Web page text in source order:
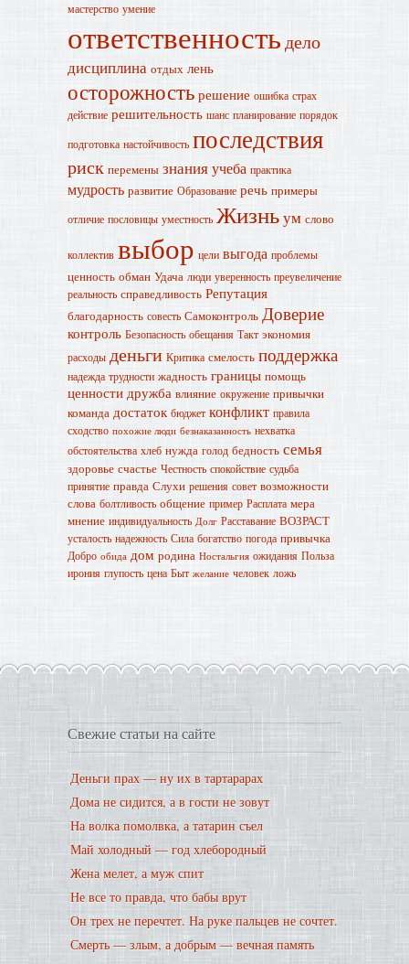
мастерство умение
ответственностьдело
дисциплина отдых лень
осторожность решение ошибка страх
действие решительность шанс планирование порядок
подготовка настойчивость последствия
риск перемены знанияучеба практика
мудрость развитие Образование речь примеры
отличие пословицы уместность Жизньум слово
коллектив выбор цели выгода проблемы
ценность обман Удача люди уверенность преувеличение
реальность справедливость Репутация
благодарность совесть Самоконтроль Доверие
контроль Безопасность обещания Такт экономия
расходы деньги Критика смелость поддержка
надежда трудности жадность границы помощь
ценности дружба влияние окружение привычки
команда достаток бюджет конфликт правила
сходство похожие люди безнаказанность нехватка
обстоятельства хлеб нужда голод бедность семья
здоровье счастье Честность спокойствие судьба
принятие правда Слухи решения совет возможности
слова болтливость общение пример Расплата мера
мнение индивидуальность Долг Расставание ВОЗРАСТ
усталость надежность Сила богатство погода привычка
Добро обида дом родина Ностальгия ожидания Польза
ирония глупость цена Быт желание человек ложь
Свежие статьи на сайте
Деньги прах — ну их в тартарарах
Дома не сидится, а в гости не зовут
На волка помолвка, а татарин съел
Май холодный — год хлебородный
Жена мелет, а муж спит
Не все то правда, что бабы врут
Он трех не перечтет. На руке пальцев не сочтет.
Смерть — злым, а добрым — вечная память